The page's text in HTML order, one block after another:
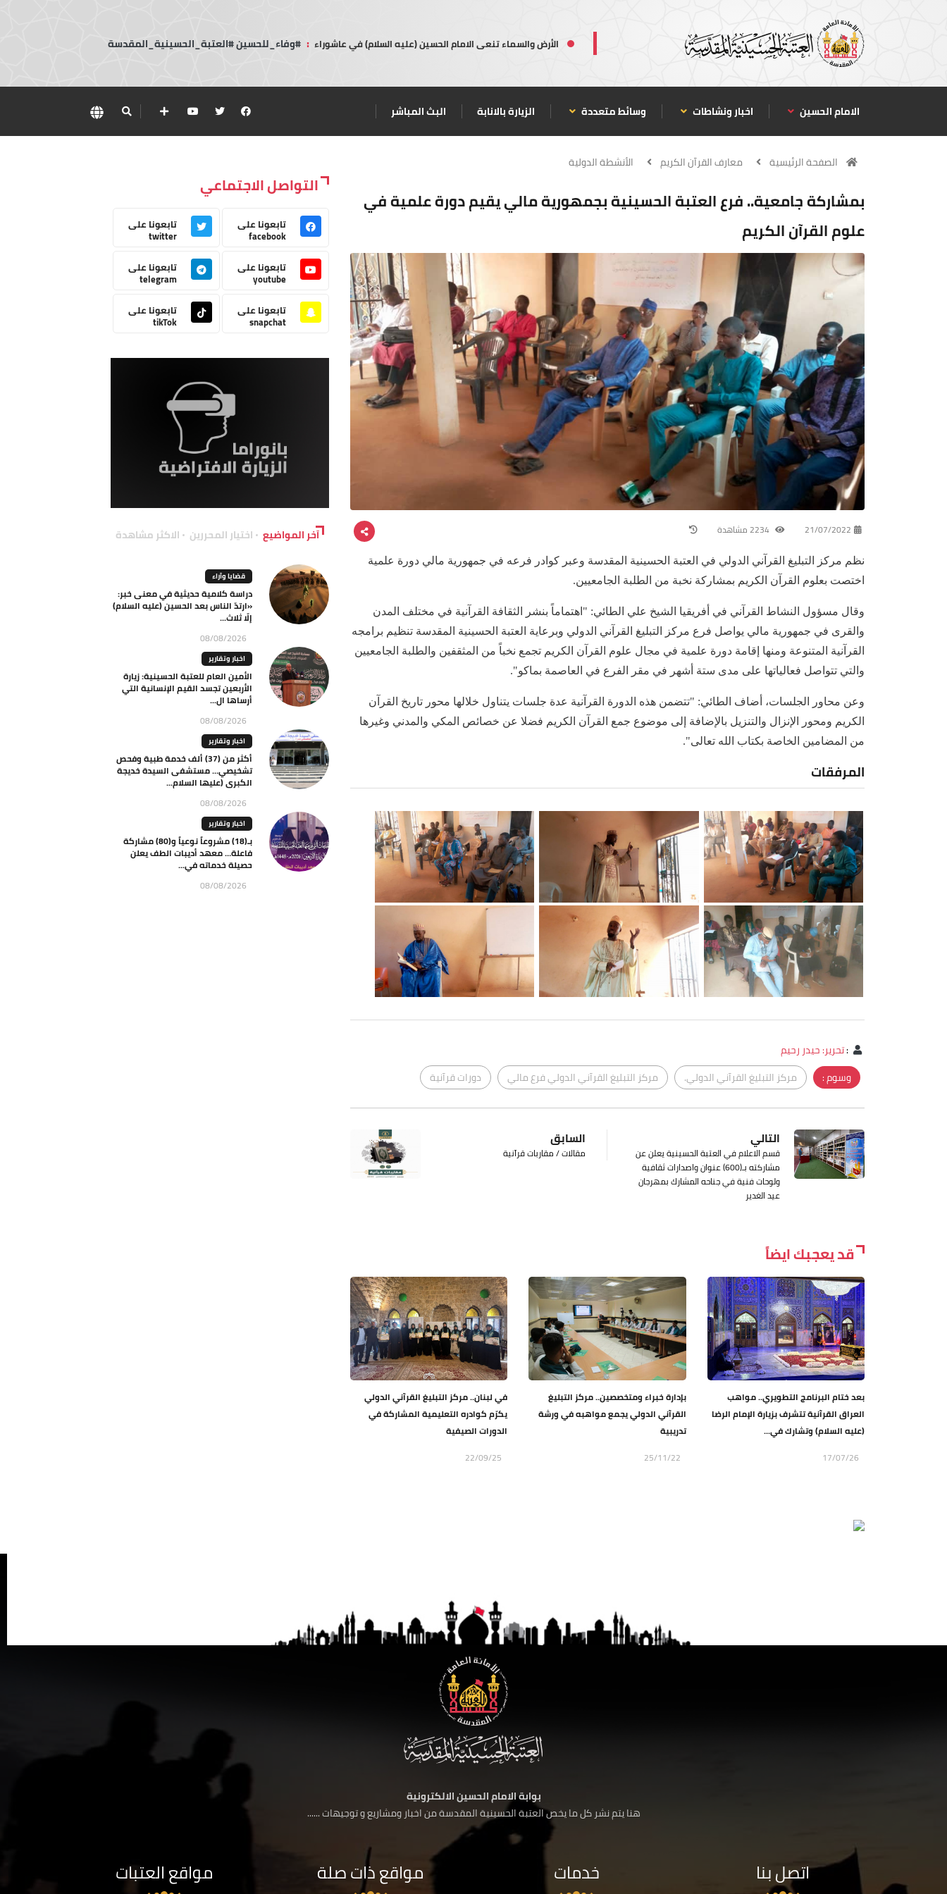
الأرض والسماء تنعى الامام الحسين (عليه السلام) في عاشوراء : #وفاء_للحسين #العتبة_الحسينية_المقدسة
الامام الحسين اخبار ونشاطات وسائط متعددة الزيارة بالانابة البث المباشر
الصفحة الرئيسية معارف القرآن الكريم الأنشطة الدولية
بمشاركة جامعية.. فرع العتبة الحسينية بجمهورية مالي يقيم دورة علمية في
علوم القرآن الكريم
21/07/2022
نظم مركز التبليغ القرآني الدولي في العتبة الحسينية المقدسة وعبر كوادر فرعه في جمهورية مالي دورة علمية
اختصت بعلوم القرآن الكريم بمشاركة نخبة من الطلبة الجامعيين.
وقال مسؤول النشاط القرآني في أفريقيا الشيخ علي الطائي: "اهتماماً بنشر الثقافة القرآنية في مختلف المدن
والقرى في جمهورية مالي يواصل فرع مركز التبليغ القرآني الدولي وبرعاية العتبة الحسينية المقدسة تنظيم برامجه
القرآنية المتنوعة ومنها إقامة دورة علمية في مجال علوم القرآن الكريم تجمع نخباً من المثقفين والطلبة الجامعيين
والتي تتواصل فعالياتها على مدى ستة أشهر في مقر الفرع في العاصمة بماكو".
وعن محاور الجلسات، أضاف الطائي: "تتضمن هذه الدورة القرآنية عدة جلسات يتناول خلالها محور تاريخ القرآن
الكريم ومحور الإنزال والتنزيل بالإضافة إلى موضوع جمع القرآن الكريم فضلا عن خصائص المكي والمدني وغيرها
من المضامين الخاصة بكتاب الله تعالى".
المرفقات
:تحرير: حيدر رحيم
وسوم :
مركز التبليغ القرآني الدولي. مركز التبليغ القرآني الدولي فرع مالي دورات قرآنية
السابق
مقالات / مقاربات قرآنية
التالي
قسم الاعلام في العتبة الحسينية يعلن عن
مشاركته بـ(600) عنوان واصدارات ثقافية
ولوحات فنية في جناحه المشارك بمهرجان
عيد الغدير
قد يعجبك ايضاً
بعد ختام البرنامج التطويري.. مواهب
العراق القرآنية تتشرف بزيارة الإمام الرضا
(عليه السلام) وتشارك في...
17/07/26
بإدارة خبراء ومتخصصين.. مركز التبليغ
القرآني الدولي يجمع مواهبه في ورشة
تدريبية
25/11/22
في لبنان.. مركز التبليغ القرآني الدولي
يكرّم كوادره التعليمية المشاركة في
الدورات الصيفية
22/09/25
التواصل الاجتماعي
تابعونا على
facebook
تابعونا على
twitter
تابعونا على
youtube
تابعونا على
telegram
تابعونا على
snapchat
تابعونا على
tikTok
آخر المواضيع اختيار المحررين الاكثر مشاهدة
قضايا وآراء
دراسة كلامية حديثية في معنى خبر:
«ارتدّ الناس بعد الحسين (عليه السلام)
إلّا ثلاث...
08/08/2026
اخبار وتقارير
الأمين العام للعتبة الحسينية: زيارة
الأربعين تجسد القيم الإنسانية التي
أرساها ال...
08/08/2026
اخبار وتقارير
أكثر من (37) ألف خدمة طبية وفحص
تشخيصي… مستشفى السيدة خديجة
الكبرى (عليها السلام...
08/08/2026
اخبار وتقارير
بـ(18) مشروعاً نوعياً و(80) مشاركة
فاعلة… معهد أديبات الطف يعلن
حصيلة خدماته في...
08/08/2026
بوابة الامام الحسين الالكترونية
هنا يتم نشر كل ما يخص العتبة الحسينية المقدسة من اخبار ومشاريع و توجيهات ......
اتصل بنا خدمات مواقع ذات صلة مواقع العتبات